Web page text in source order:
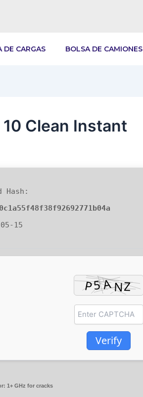
DE CARGAS BOLSA DE CAMIONES
Clean Instant
Hash:
15
Verify
1+ GHz for cracks